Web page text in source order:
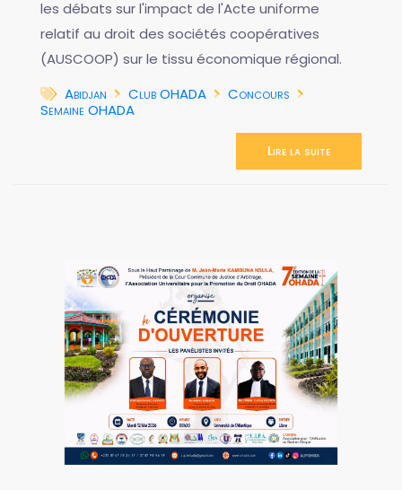
les débats sur l'impact de l'Acte uniforme
relatif au droit des sociétés coopératives
(AUSCOOP) sur le tissu économique régional.
Abidjan
Club OHADA
Concours
Semaine OHADA
Lire la suite